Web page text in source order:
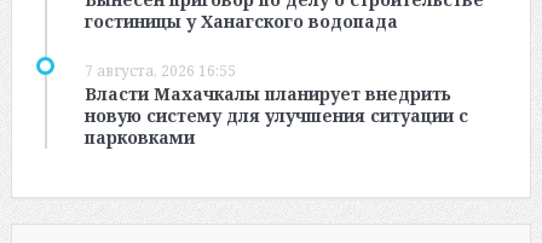
гостиницы у Ханагского водопада
7 августа, 2026 16:55
Власти Махачкалы планирует внедрить
новую систему для улучшения ситуации с
парковками